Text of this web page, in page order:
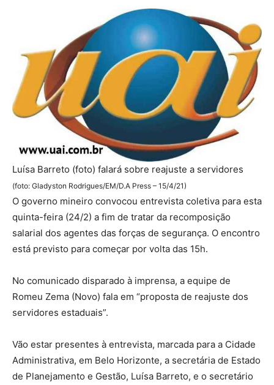
Luísa Barreto (foto) falará sobre reajuste a servidores
(foto: Gladyston Rodrigues/EM/D.A Press – 15/4/21)
O governo mineiro convocou entrevista coletiva para esta
quinta-feira (24/2) a fim de tratar da recomposição
salarial dos agentes das forças de segurança. O encontro
está previsto para começar por volta das 15h.
No comunicado disparado à imprensa, a equipe de
Romeu Zema (Novo) fala em “proposta de reajuste dos
servidores estaduais”.
Vão estar presentes à entrevista, marcada para a Cidade
Administrativa, em Belo Horizonte, a secretária de Estado
de Planejamento e Gestão, Luísa Barreto, e o secretário